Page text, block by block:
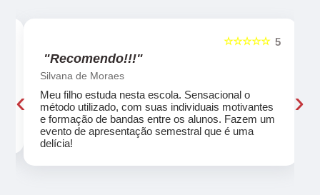
5
☆☆☆☆☆
"Recomendo!!!"
Silvana de Moraes
Meu filho estuda nesta escola. Sensacional o
método utilizado, com suas individuais motivantes
e formação de bandas entre os alunos. Fazem um
evento de apresentação semestral que é uma
delícia!
‹ ›